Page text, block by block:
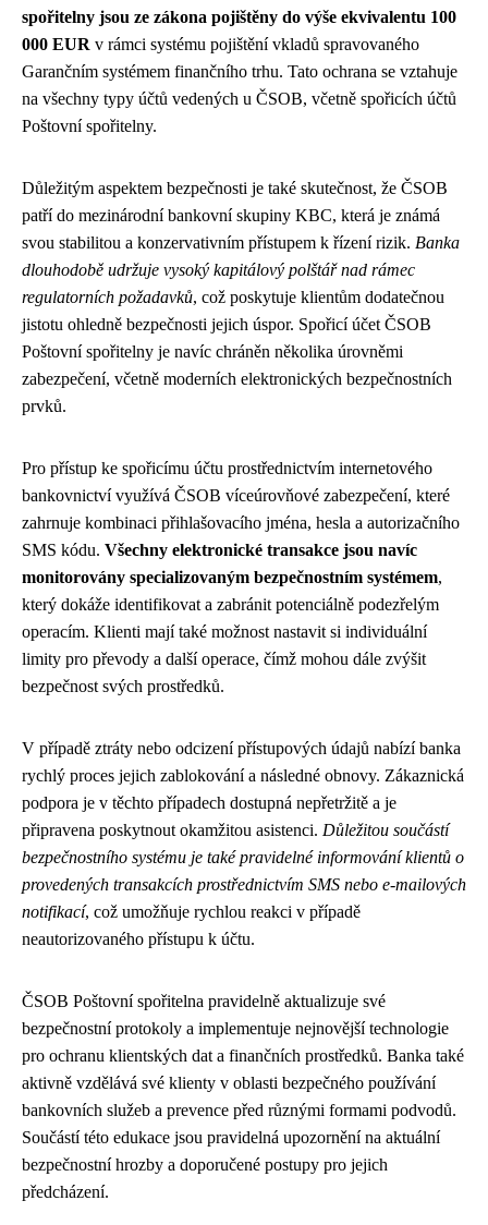
spořitelny jsou ze zákona pojištěny do výše ekvivalentu 100
000 EUR v rámci systému pojištění vkladů spravovaného
Garančním systémem finančního trhu. Tato ochrana se vztahuje
na všechny typy účtů vedených u ČSOB, včetně spořicích účtů
Poštovní spořitelny.
Důležitým aspektem bezpečnosti je také skutečnost, že ČSOB
patří do mezinárodní bankovní skupiny KBC, která je známá
svou stabilitou a konzervativním přístupem k řízení rizik. Banka
dlouhodobě udržuje vysoký kapitálový polštář nad rámec
regulatorních požadavků, což poskytuje klientům dodatečnou
jistotu ohledně bezpečnosti jejich úspor. Spořicí účet ČSOB
Poštovní spořitelny je navíc chráněn několika úrovněmi
zabezpečení, včetně moderních elektronických bezpečnostních
prvků.
Pro přístup ke spořicímu účtu prostřednictvím internetového
bankovnictví využívá ČSOB víceúrovňové zabezpečení, které
zahrnuje kombinaci přihlašovacího jména, hesla a autorizačního
SMS kódu. Všechny elektronické transakce jsou navíc
monitorovány specializovaným bezpečnostním systémem,
který dokáže identifikovat a zabránit potenciálně podezřelým
operacím. Klienti mají také možnost nastavit si individuální
limity pro převody a další operace, čímž mohou dále zvýšit
bezpečnost svých prostředků.
V případě ztráty nebo odcizení přístupových údajů nabízí banka
rychlý proces jejich zablokování a následné obnovy. Zákaznická
podpora je v těchto případech dostupná nepřetržitě a je
připravena poskytnout okamžitou asistenci. Důležitou součástí
bezpečnostního systému je také pravidelné informování klientů o
provedených transakcích prostřednictvím SMS nebo e-mailových
notifikací, což umožňuje rychlou reakci v případě
neautorizovaného přístupu k účtu.
ČSOB Poštovní spořitelna pravidelně aktualizuje své
bezpečnostní protokoly a implementuje nejnovější technologie
pro ochranu klientských dat a finančních prostředků. Banka také
aktivně vzdělává své klienty v oblasti bezpečného používání
bankovních služeb a prevence před různými formami podvodů.
Součástí této edukace jsou pravidelná upozornění na aktuální
bezpečnostní hrozby a doporučené postupy pro jejich
předcházení.